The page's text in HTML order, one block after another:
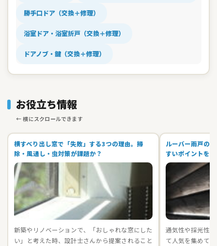
勝手口ドア（交換＋修理）
浴室ドア・浴室折戸（交換＋修理）
ドアノブ・鍵（交換＋修理）
お役立ち情報
横すべり出し窓で「失敗」する3つの理由。掃
除・風通し・虫対策が課題か？
新築やリノベーションで、「おしゃれな窓にした
い」と考えた時、設計士さんから提案されること
ルーバー雨戸の
すいポイントを
通気性や採光性
て人気を集めて